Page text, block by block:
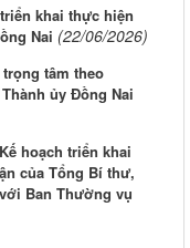
khai thực hiện
Nai (22/06/2026)
tâm theo
ủy Đồng Nai
hoạch triển khai
của Tổng Bí thư,
Ban Thường vụ